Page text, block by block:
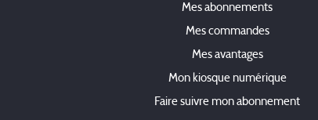
Mes abonnements
Mes commandes
Mes avantages
Mon kiosque numérique
Faire suivre mon abonnement